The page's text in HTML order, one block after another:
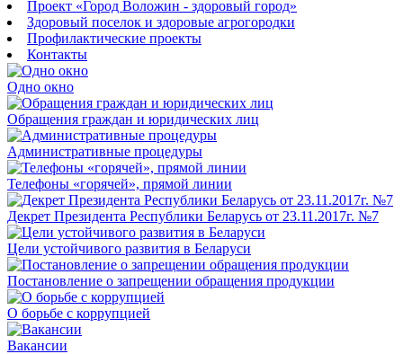
Проект «Город Воложин - здоровый город»
Здоровый поселок и здоровые агрогородки
Профилактические проекты
Контакты
Одно окно
Обращения граждан и юридических лиц
Административные процедуры
Телефоны «горячей», прямой линии
Декрет Президента Республики Беларусь от 23.11.2017г. №7
Цели устойчивого развития в Беларуси
Постановление о запрещении обращения продукции
О борьбе с коррупцией
Вакансии